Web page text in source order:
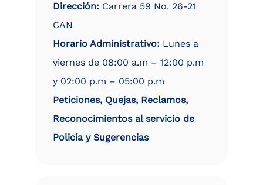
Dirección: Carrera 59 No. 26-21
CAN
Horario Administrativo: Lunes a
viernes de 08:00 a.m – 12:00 p.m
y 02:00 p.m – 05:00 p.m
Peticiones, Quejas, Reclamos,
Reconocimientos al servicio de
Policía y Sugerencias